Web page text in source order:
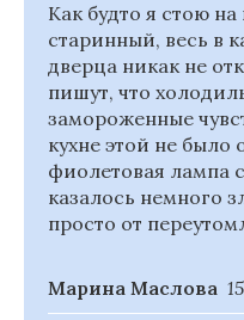
Как будто я стою
старинный, весь в
дверца никак не
пишут, что
замороженные
кухне этой не было
фиолетовая лампа
казалось немного
просто от
Марина Маслова